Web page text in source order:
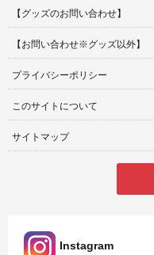
【グッズのお問い合わせ】
【お問い合わせ※グッズ以外】
プライバシーポリシー
このサイトについて
サイトマップ
Instagram